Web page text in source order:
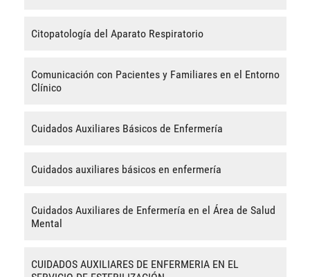
Citopatología del Aparato Respiratorio
Comunicación con Pacientes y Familiares en el Entorno
Clínico
Cuidados Auxiliares Básicos de Enfermería
Cuidados auxiliares básicos en enfermería
Cuidados Auxiliares de Enfermería en el Área de Salud
Mental
CUIDADOS AUXILIARES DE ENFERMERIA EN EL